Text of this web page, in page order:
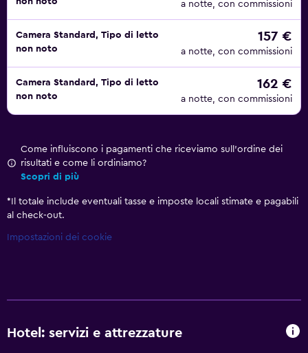
a notte, con commissioni
Camera Standard, Tipo di letto
non noto
157 €
a notte, con commissioni
Camera Standard, Tipo di letto
non noto
162 €
a notte, con commissioni
Come influiscono i pagamenti che riceviamo sull'ordine dei
risultati e come li ordiniamo?
Scopri di più
* Il totale include eventuali tasse e imposte locali stimate e pagabili
al check-out.
Impostazioni dei cookie
Hotel: servizi e attrezzature